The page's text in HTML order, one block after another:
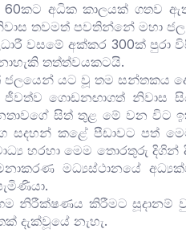
60කට අධික කාලයක් ගතව
තවමත් පවතින්නේ මහා
වසමේ අක්කර 300ක් පුරා
තත්ත්වයකටයි.
යට වූ තම සන්තකය
ගොඩනඟාගත් නිවාස
සිත් තුළ මේ වන විට
සදහන් කළේ පීඩාවට පත්
හරහා මෙම තොරතුරු දිගින්
මධ්‍යස්ථානයේ
නිරීක්ෂණය කිරීමට සූදානම්
දැක්වූයේ නැහැ.